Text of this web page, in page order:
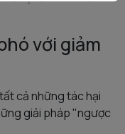
với giảm
cả những tác hại
giải pháp "ngược